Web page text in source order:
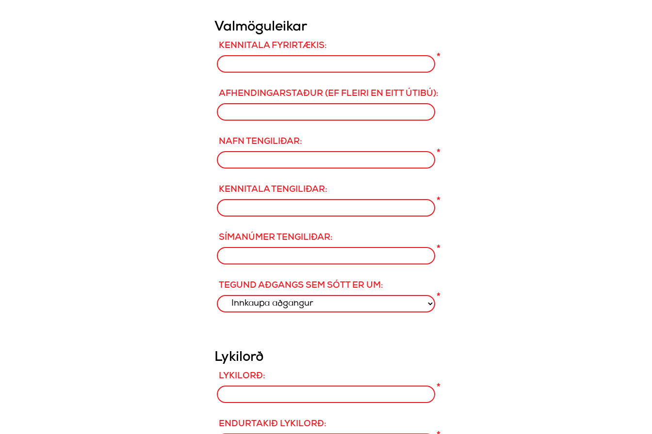
Valmöguleikar
KENNITALA FYRIRTÆKIS:
*
AFHENDINGARSTAÐUR (EF FLEIRI EN EITT ÚTIBÚ):
NAFN TENGILIÐAR:
*
KENNITALA TENGILIÐAR:
*
SÍMANÚMER TENGILIÐAR:
*
TEGUND AÐGANGS SEM SÓTT ER UM:
*
Lykilorð
LYKILORÐ:
*
ENDURTAKIÐ LYKILORÐ: